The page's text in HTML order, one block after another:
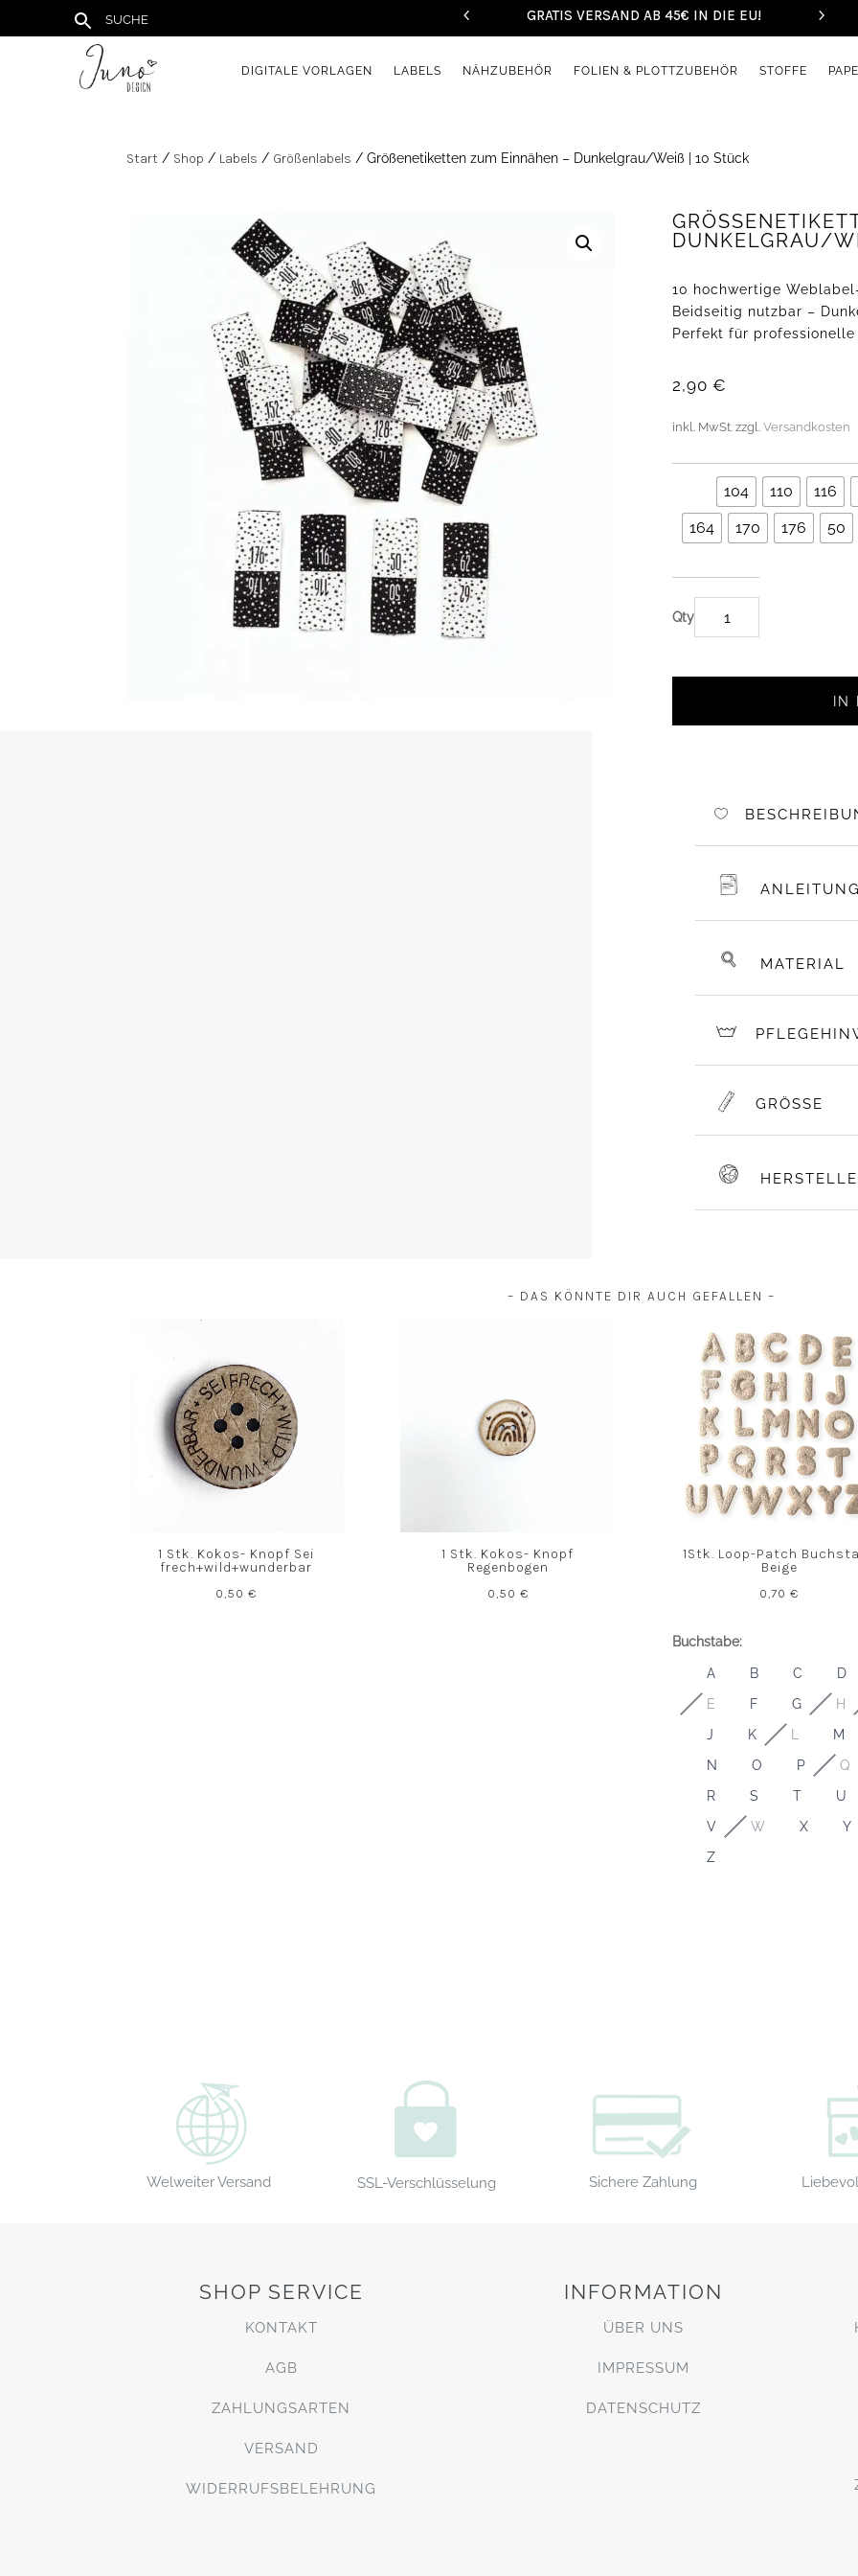
GRATIS VERSAND AB 45€ IN DIE EU!
DIGITALE VORLAGEN LABELS NÄHZUBEHÖR FOLIEN & PLOTTZUBEHÖR STOFFE
Start / Shop / Labels / Größenlabels / Größenetiketten zum Einnähen – Dunkelgrau/Weiß | 10 Stück
UNKELGRAU/
10 hochwertige
Beidseitig nutzbar –
Perfekt für
2,90 €
inkl. MwSt. zzgl. Versandkosten
104 110 116
164
170 176 50
IN
ANLEITUNG
MATERIAL
GRÖSSE
– DAS KÖNNTE DIR AUCH GEFALLEN –
1 Stk. Kokos- Knopf Sei
frech+wild+wunderbar
0,50€
1 Stk. Kokos- Knopf
Regenbogen
0,50 €
1Stk. Loop-Patch
Beige
0,70€
Buchstabe:
A B C
D
E
F G H
J
K
M
N
O P
Q
R
S T
U
V
W X
Y
Z
Welweiter Versand SSL-Verschlüsselung Sichere Zahlung
SHOP SERVICE
KONTAKT
AGB
ZAHLUNGSARTEN
VERSAND
WIDERRUFSBELEHRUNG
INFORMATION
ÜBER UNS
IMPRESSUM
DATENSCHUTZ